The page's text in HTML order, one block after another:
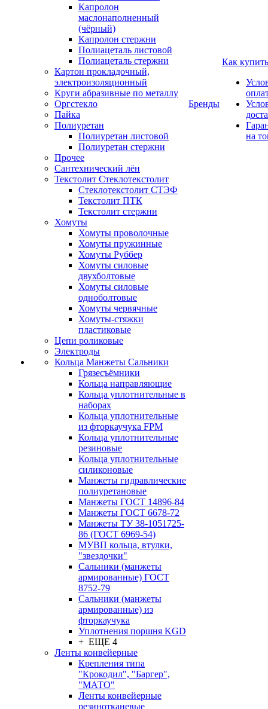
Капролон
маслонаполненный
(чёрный)
Капролон стержни
Полиацеталь листовой
Полиацеталь стержни
Картон прокладочный,
электроизоляционный
Круги абразивные по металлу
Оргстекло
Пайка
Полиуретан
Полиуретан листовой
Полиуретан стержни
Прочее
Сантехнический лён
Текстолит Стеклотекстолит
Стеклотекстолит СТЭФ
Текстолит ПТК
Текстолит стержни
Хомуты
Хомуты проволочные
Хомуты пружинные
Хомуты Руббер
Хомуты силовые
двухболтовые
Хомуты силовые
одноболтовые
Хомуты червячные
Хомуты-стяжки
пластиковые
Цепи роликовые
Электроды
Кольца Манжеты Сальники
Грязесъёмники
Кольца направляющие
Кольца уплотнительные в
наборах
Кольца уплотнительные
из фторкаучука FPM
Кольца уплотнительные
резиновые
Кольца уплотнительные
силиконовые
Манжеты гидравлические
полиуретановые
Манжеты ГОСТ 14896-84
Манжеты ГОСТ 6678-72
Манжеты ТУ 38-1051725-
86 (ГОСТ 6969-54)
МУВП кольца, втулки,
"звездочки"
Сальники (манжеты
армированные) ГОСТ
8752-79
Сальники (манжеты
армированные) из
фторкаучука
Уплотнения поршня KGD
+ ЕЩЕ 4
Ленты конвейерные
Крепления типа
"Крокодил", "Баргер",
"МАТО"
Ленты конвейерные
резинотканевые
Бренды
Как купить
на